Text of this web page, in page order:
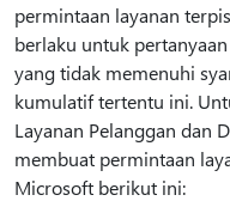
permintaan layanan
berlaku untuk
yang tidak memenuhi
kumulatif tertentu ini.
Layanan Pelanggan dan
membuat permintaan
Microsoft berikut ini: